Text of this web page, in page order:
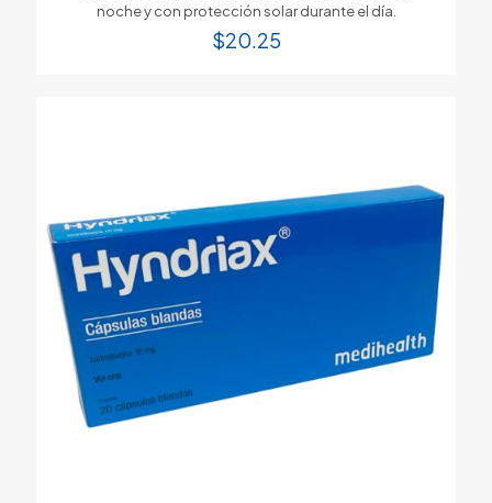
noche y con protección solar durante el día.
$20.25